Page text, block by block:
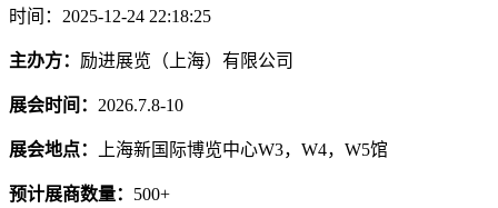
时间：2025-12-24 22:18:25
主办方： 励进展览（上海）有限公司
展会时间： 2026.7.8-10
展会地点： 上海新国际博览中心W3，W4，W5馆
预计展商数量： 500+